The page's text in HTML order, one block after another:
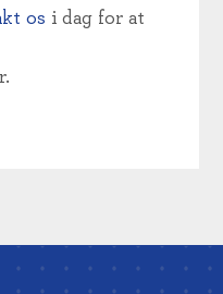
os i dag for at